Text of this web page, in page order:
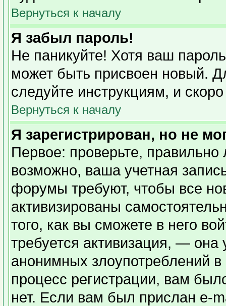
Вернуться к началу
Я забыл пароль!
Не паникуйте! Хотя ваш
может быть присвоен новый.
следуйте инструкциям, и
Вернуться к началу
Я зарегистрирован, но не
Первое: проверьте,
возможно, ваша учетная
форумы требуют, чтобы все
активизированы
того, как вы сможете в него
требуется активизация, —
анонимных злоупотреблений
процесс регистрации, вам
нет. Если вам был прислан e-